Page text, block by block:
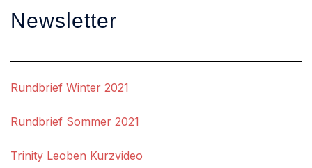
Newsletter
Rundbrief Winter 2021
Rundbrief Sommer 2021
Trinity Leoben Kurzvideo